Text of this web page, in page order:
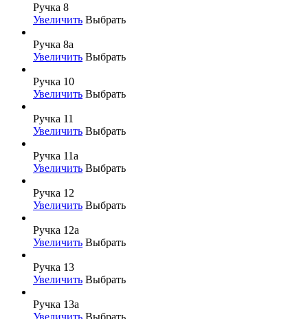
Ручка 8
Увеличить Выбрать
Ручка 8а
Увеличить Выбрать
Ручка 10
Увеличить Выбрать
Ручка 11
Увеличить Выбрать
Ручка 11а
Увеличить Выбрать
Ручка 12
Увеличить Выбрать
Ручка 12а
Увеличить Выбрать
Ручка 13
Увеличить Выбрать
Ручка 13а
Увеличить Выбрать